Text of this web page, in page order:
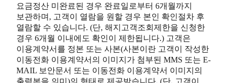
요금정산 미완료된 경우 완료일로부터 6개월까지
보관하며, 고객이 열람을 원할 경우 본인 확인절차 후
열람할 수 있습니다. (단, 해지고객조회제한을 신청한
경우 6개월 이내에도 확인이 제한됩니다.) 고객은
이용계약서를 정본 또는 사본(사본이란 고객이 작성한
이동전화 이용계약서의 이미지가 첨부된 MMS 또는 E-
MAIL 보안문서 또는 이동전화 이용계약서 이미지의
출력본을 의미)의 형태로 제공받습니다. (단, 고객이